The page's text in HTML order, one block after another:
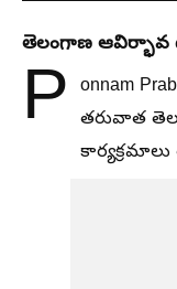
తెలంగాణ ఆవిర్భావ
P onnam
తరువాత
కార్యక్రమాలు